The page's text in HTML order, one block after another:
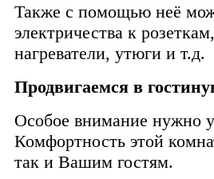
Также с помощью неё
электричества к
нагреватели, утюги и т.д.
Продвигаемся в
Особое внимание нужно
Комфортность этой
так и Вашим гостям.